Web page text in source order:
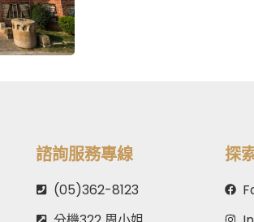
諮詢服務專線
(05)362-8123
探